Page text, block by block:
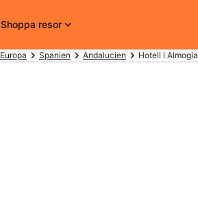
Shoppa resor
Europa Spanien Andalucien Hotell i Almogia